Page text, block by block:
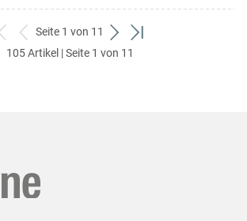
zum
ersten
zurück
zum
Seite 1 von 11
weiter
zum
zum
105 Artikel | Seite 1 von 11